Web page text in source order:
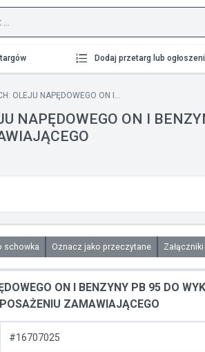
Dodaj przetarg lub
OLEJU NAPĘDOWEGO ON I...
NAPĘDOWEGO ON I
Dodaj do schowka Oznacz jako przeczytane Załączniki
ON I BENZYNY PB 95 DO
ZAMAWIAJĄCEGO
#16707025